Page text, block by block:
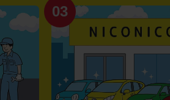
03